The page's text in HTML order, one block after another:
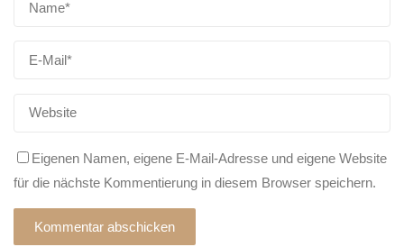
Eigenen Namen, eigene E-Mail-Adresse und eigene Website
für die nächste Kommentierung in diesem Browser speichern.